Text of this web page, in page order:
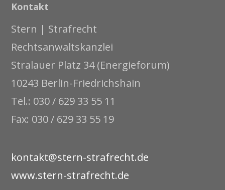
Kontakt
Stern | Strafrecht
Rechtsanwaltskanzlei
Stralauer Platz 34 (Energieforum)
10243 Berlin-Friedrichshain
Tel.: 030 / 629 33 55 11
Fax: 030 / 629 33 55 19
kontakt@stern-strafrecht.de
www.stern-strafrecht.de